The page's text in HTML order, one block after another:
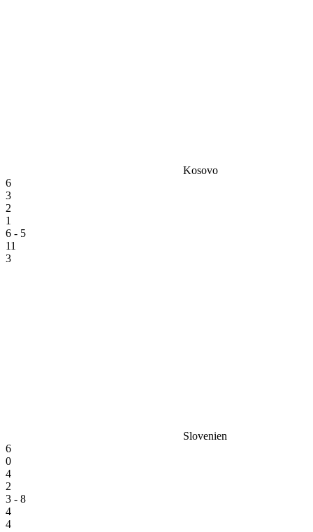
Kosovo
6
3
2
1
6 - 5
11
3
Slovenien
6
0
4
2
3 - 8
4
4